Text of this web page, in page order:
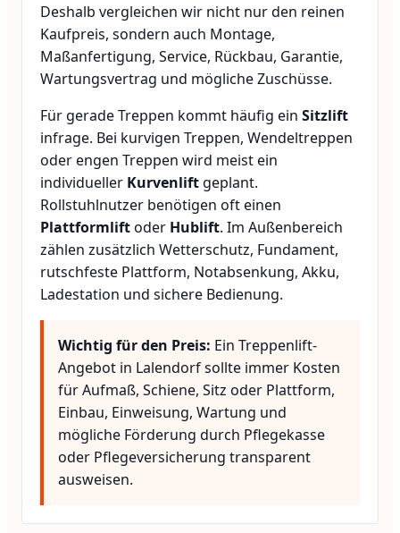
Deshalb vergleichen wir nicht nur den reinen
Kaufpreis, sondern auch Montage,
Maßanfertigung, Service, Rückbau, Garantie,
Wartungsvertrag und mögliche Zuschüsse.
Für gerade Treppen kommt häufig ein Sitzlift
infrage. Bei kurvigen Treppen, Wendeltreppen
oder engen Treppen wird meist ein
individueller Kurvenlift geplant.
Rollstuhlnutzer benötigen oft einen
Plattformliftoder Hublift. Im Außenbereich
zählen zusätzlich Wetterschutz, Fundament,
rutschfeste Plattform, Notabsenkung, Akku,
Ladestation und sichere Bedienung.
Wichtig für den Preis: Ein Treppenlift-
Angebot in Lalendorf sollte immer Kosten
für Aufmaß, Schiene, Sitz oder Plattform,
Einbau, Einweisung, Wartung und
mögliche Förderung durch Pflegekasse
oder Pflegeversicherung transparent
ausweisen.